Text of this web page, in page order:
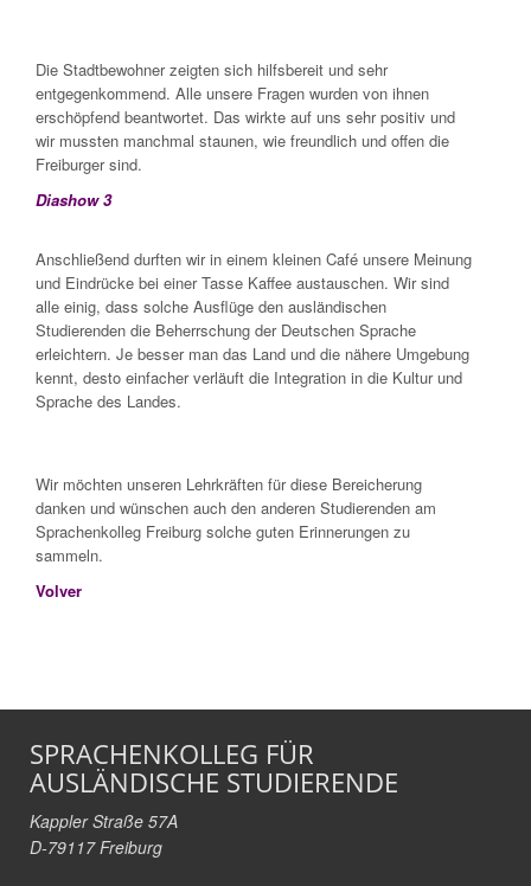
Die Stadtbewohner zeigten sich hilfsbereit und sehr
entgegenkommend. Alle unsere Fragen wurden von ihnen
erschöpfend beantwortet. Das wirkte auf uns sehr positiv und
wir mussten manchmal staunen, wie freundlich und offen die
Freiburger sind.
Diashow 3
Anschließend durften wir in einem kleinen Café unsere Meinung
und Eindrücke bei einer Tasse Kaffee austauschen. Wir sind
alle einig, dass solche Ausflüge den ausländischen
Studierenden die Beherrschung der Deutschen Sprache
erleichtern. Je besser man das Land und die nähere Umgebung
kennt, desto einfacher verläuft die Integration in die Kultur und
Sprache des Landes.
Wir möchten unseren Lehrkräften für diese Bereicherung
danken und wünschen auch den anderen Studierenden am
Sprachenkolleg Freiburg solche guten Erinnerungen zu
sammeln.
Volver
SPRACHENKOLLEG FÜR
AUSLÄNDISCHE STUDIERENDE
Kappler Straße 57A
D-79117 Freiburg